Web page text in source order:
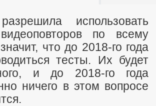
по всему
что до 2018-го года
тесты. Их будет
и до 2018-го года
ничего в этом вопросе